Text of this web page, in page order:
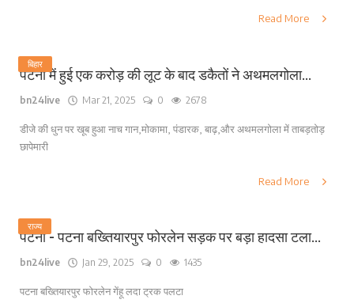
Read More
बिहार
पटना में हुई एक करोड़ की लूट के बाद डकैतों ने अथमलगोला...
bn24live Mar 21, 2025 0 2678
डीजे की धुन पर खूब हुआ नाच गान,मोकामा, पंडारक, बाढ़,और अथमलगोला में ताबड़तोड़
छापेमारी
Read More
राज्य
पटना - पटना बख्तियारपुर फोरलेन सड़क पर बड़ा हादसा टला...
bn24live Jan 29, 2025 0 1435
पटना बख्तियारपुर फोरलेन गेंहू लदा ट्रक पलटा